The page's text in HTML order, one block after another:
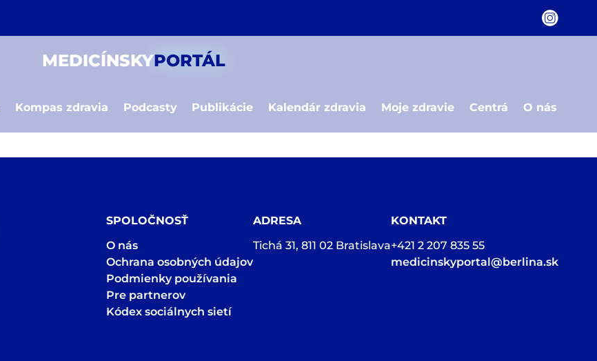
MEDICÍNSKYPORTÁL
Kompas zdravia Podcasty Publikácie Kalendár zdravia Moje zdravie Centrá O nás
SPOLOČNOSŤ
O nás
Ochrana osobných údajov
Podmienky používania
Pre partnerov
Kódex sociálnych sietí
ADRESA
Tichá 31, 811 02 Bratislava
KONTAKT
+421 2 207 835 55
medicinskyportal@berlina.sk